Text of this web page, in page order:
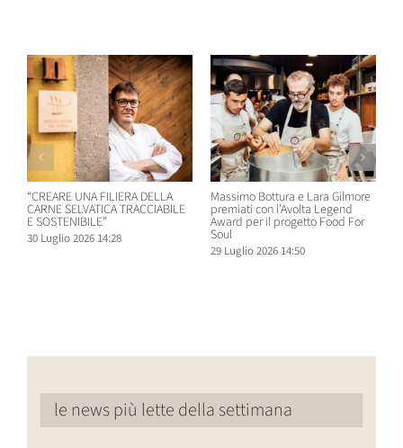
“CREARE UNA FILIERA DELLA
CARNE SELVATICA TRACCIABILE
E SOSTENIBILE”
30 Luglio 2026 14:28
Massimo Bottura e Lara Gilmore
premiati con l’Avolta Legend
Award per il progetto Food For
Soul
29 Luglio 2026 14:50
le news più lette della settimana